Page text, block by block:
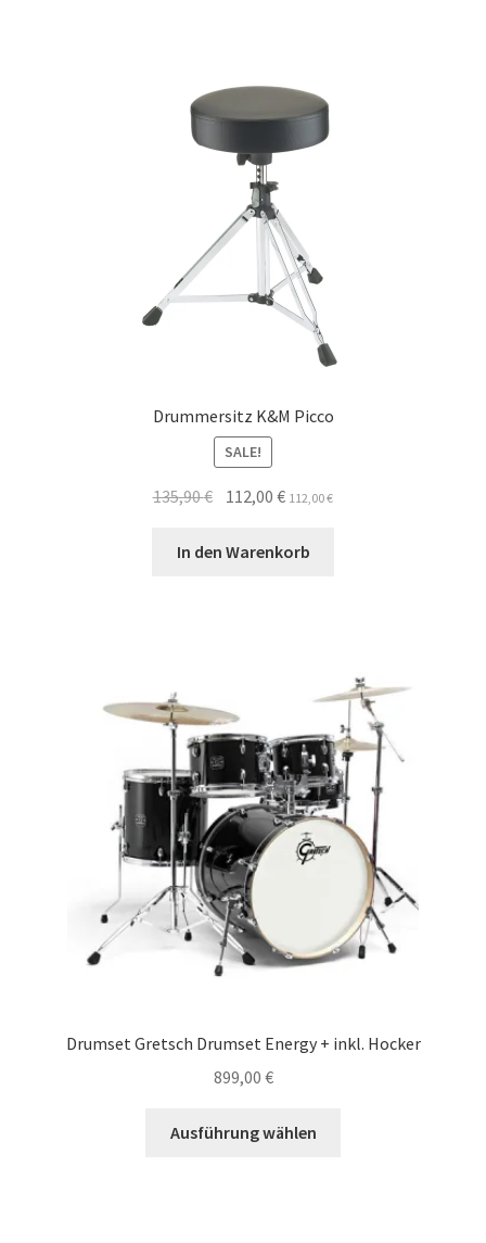
Drummersitz K&M Picco
SALE!
135,90€ Ursprünglicher
war:
112,00€Aktueller
ist:
112,00€
In den Warenkorb
Drumset Gretsch Drumset Energy + inkl. Hocker
899,00 €
Ausführung wählen